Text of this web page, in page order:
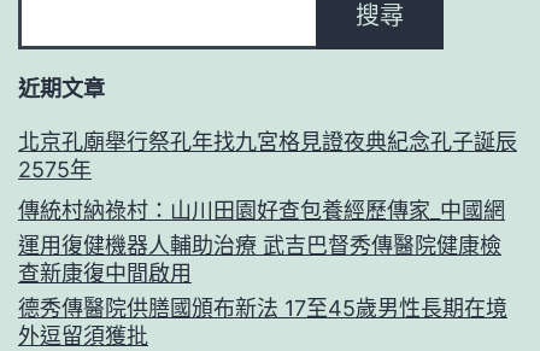
搜尋
近期文章
北京孔廟舉行祭孔年找九宮格見證夜典紀念孔子誕辰
2575年
傳統村納祿村：山川田園好查包養經歷傳家_中國網
運用復健機器人輔助治療 武吉巴督秀傳醫院健康檢
查新康復中間啟用
德秀傳醫院供膳國頒布新法 17至45歲男性長期在境
外逗留須獲批